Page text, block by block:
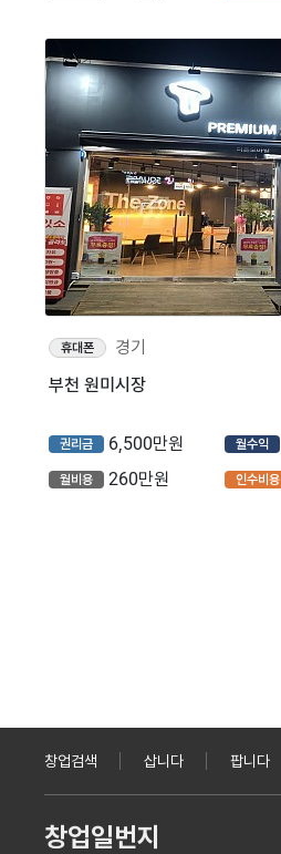
휴대폰
경기
부천 원미시장
권리금 6,500만원 월수익
월비용 260만원 인수비용
창업검색 삽니다 팝니다
창업일번지